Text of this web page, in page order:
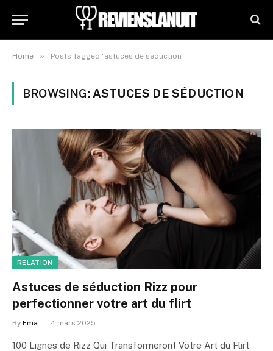
Home » Posts Tagged "astuces de séduction"
BROWSING: ASTUCES DE SÉDUCTION
RELATION
Astuces de séduction Rizz pour
perfectionner votre art du flirt
By Ema 4 mars 2025
100 Lignes de Rizz Qui Transformeront Votre Art du Flirt